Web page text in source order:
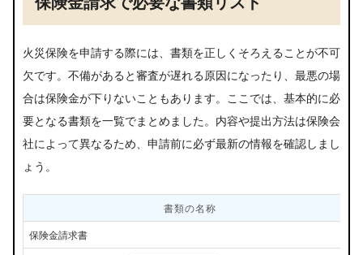
火災保険を申請する際には、書類を正しくそろえることが不可
欠です。不備があると審査が遅れる原因になったり、最悪の場
合は保険金が下りないこともあります。ここでは、基本的に必
要となる書類を一覧でまとめました。内容や提出方法は保険会
社によって異なるため、申請前に必ず最新の情報を確認しまし
ょう。
書類の名称
保険金請求書